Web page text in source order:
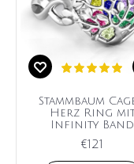
Stammbaum
Herz Ring
Infinity Band
€121